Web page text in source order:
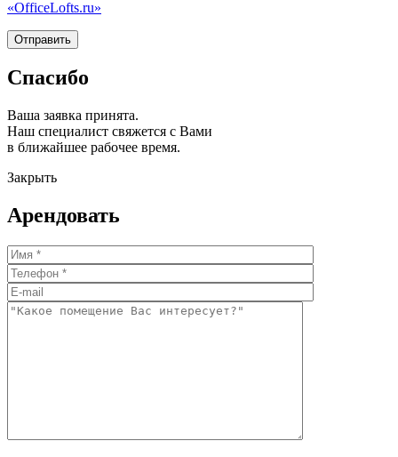
«OfficeLofts.ru»
Спасибо
Ваша заявка принята.
Наш специалист свяжется с Вами
в ближайшее рабочее время.
Закрыть
Арендовать